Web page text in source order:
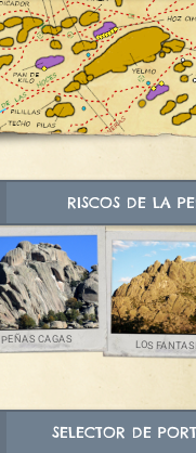
RISCOS DE LA
PEÑAS CAGAS LOS
SELECTOR DE